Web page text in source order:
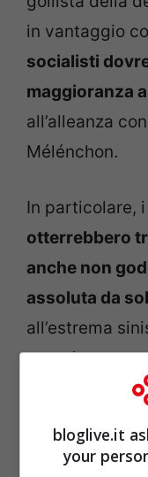
in vantaggio
socialisti
maggioranza
all’alleanza
Mélénchon.
In particolare, i
otterrebbero
anche non
assoluta da
all’estrema
maggioranza
L’Ump, a sua
solo 3 seggi
bloglive.it
your